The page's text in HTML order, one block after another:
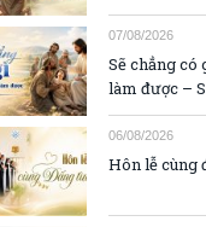
07/08/2026
Sẽ chẳng
làm được –
06/08/2026
Hôn lễ cùng